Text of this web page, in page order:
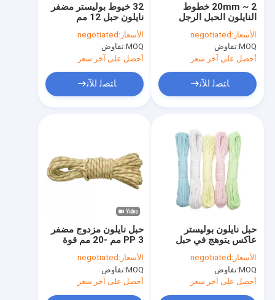
32 خيوط بوليستر مضفر
نايلون حبل 12 مم
مخصص للتغليف
الأسعار: negotiated
MOQ: تفاوض
أحصل على آخر سعر
ﺎﺘﺼﻟ ﺍﻶﻧ
2 ~ 20mm خطوط
النايلون الحبل الرجل
العاكسة للتخييم خيمة
الأسعار: negotiated
MOQ: تفاوض
أحصل على آخر سعر
ﺎﺘﺼﻟ ﺍﻶﻧ
حبل نايلون مزدوج مضفر
PP 3 مم -20 مم قوة
عالية
الأسعار: negotiated
MOQ: تفاوض
أحصل على آخر سعر
حبل نايلون بوليستر
عاكس يتوهج في حبل
100 قدم
الأسعار: negotiated
MOQ: تفاوض
أحصل على آخر سعر